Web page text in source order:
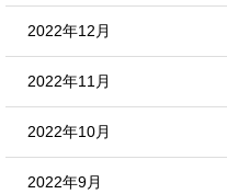
2022年12月
2022年11月
2022年10月
2022年9月